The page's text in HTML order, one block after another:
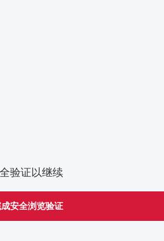
验证以继续
安全浏览验证